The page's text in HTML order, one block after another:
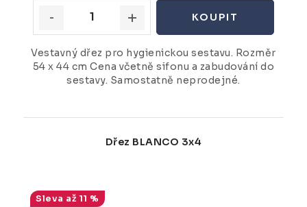
Vestavný dřez pro hygienickou sestavu. Rozměr
54 x 44 cm Cena včetně sifonu a zabudování do
sestavy. Samostatně neprodejné.
Dřez BLANCO 3x4
až 11 %